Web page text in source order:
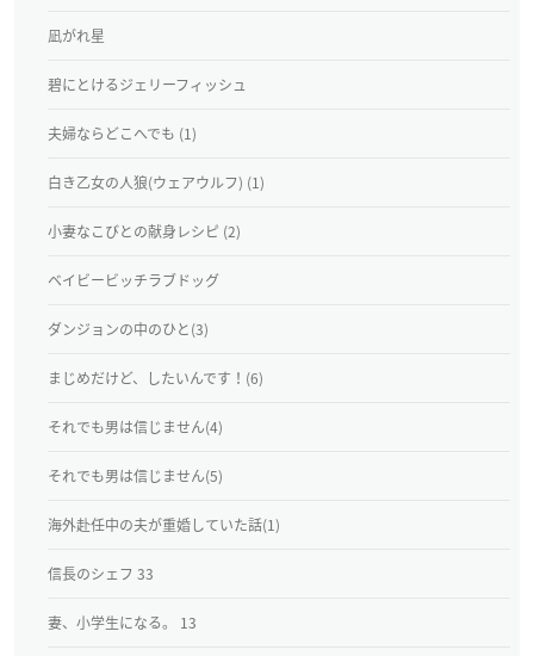
凪がれ星
碧にとけるジェリーフィッシュ
夫婦ならどこへでも (1)
白き乙女の人狼(ウェアウルフ) (1)
小妻なこびとの献身レシピ (2)
ベイビービッチラブドッグ
ダンジョンの中のひと(3)
まじめだけど、したいんです！(6)
それでも男は信じません(4)
それでも男は信じません(5)
海外赴任中の夫が重婚していた話(1)
信長のシェフ 33
妻、小学生になる。 13